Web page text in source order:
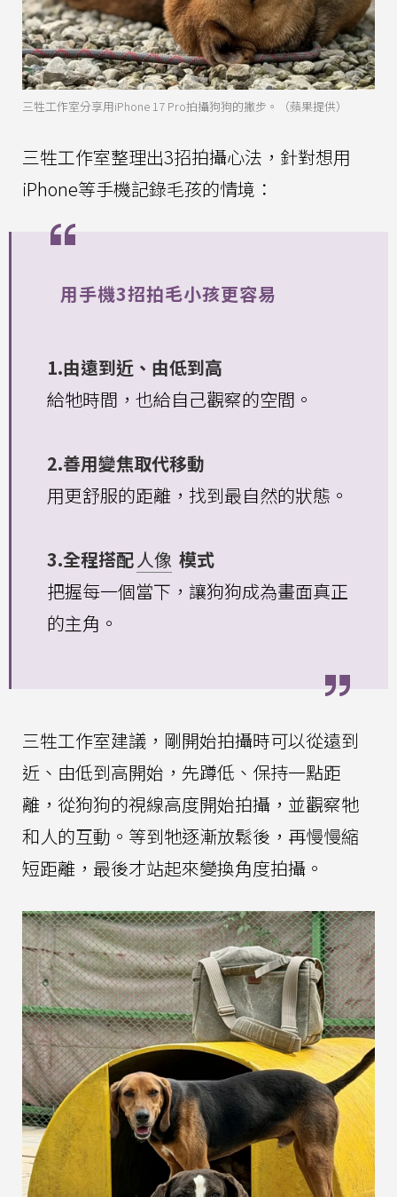
三牲工作室分享用iPhone 17 Pro拍攝狗狗的撇步。（蘋果提供）
三牲工作室整理出3招拍攝心法，針對想用
iPhone等手機記錄毛孩的情境：
用手機3招拍毛小孩更容易
1.由遠到近、由低到高
給牠時間，也給自己觀察的空間。
2.善用變焦取代移動
用更舒服的距離，找到最自然的狀態。
3.全程搭配 人像 模式
把握每一個當下，讓狗狗成為畫面真正
的主角。
三牲工作室建議，剛開始拍攝時可以從遠到
近、由低到高開始，先蹲低、保持一點距
離，從狗狗的視線高度開始拍攝，並觀察牠
和人的互動。等到牠逐漸放鬆後，再慢慢縮
短距離，最後才站起來變換角度拍攝。